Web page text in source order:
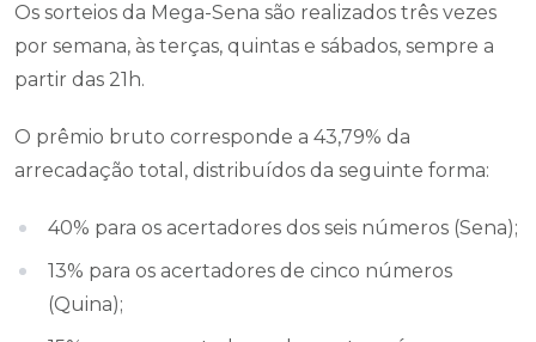
Os sorteios da Mega-Sena são realizados três vezes
por semana, às terças, quintas e sábados, sempre a
partir das 21h.
O prêmio bruto corresponde a 43,79% da
arrecadação total, distribuídos da seguinte forma:
40% para os acertadores dos seis números (Sena);
13% para os acertadores de cinco números
(Quina);